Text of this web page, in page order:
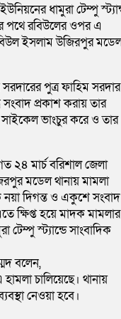
ধামুরা টেম্পু
পথে রবিউলের ওপর এ
ইসলাম উজিরপুর
পুত্র ফাহিম সরদার
প্রকাশ করায় তার
ভাংচুর করে ও তার
২৪ মার্চ বরিশাল জেলা
মডেল থানায় মামলা
নয়া দিগন্ত ও একুশে সংবাদ
ক্ষিপ্ত হয়ে মাদক মামলার
স্ট্যান্ডে সাংবাদিক
বলেন,
চালিয়েছে। থানায়
নেওয়া হবে।